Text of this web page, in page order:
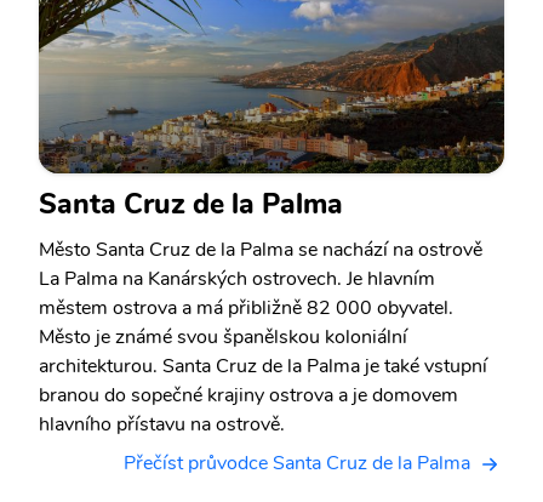
Santa Cruz de la Palma
Město Santa Cruz de la Palma se nachází na ostrově
La Palma na Kanárských ostrovech. Je hlavním
městem ostrova a má přibližně 82 000 obyvatel.
Město je známé svou španělskou koloniální
architekturou. Santa Cruz de la Palma je také vstupní
branou do sopečné krajiny ostrova a je domovem
hlavního přístavu na ostrově.
Přečíst průvodce Santa Cruz de la Palma